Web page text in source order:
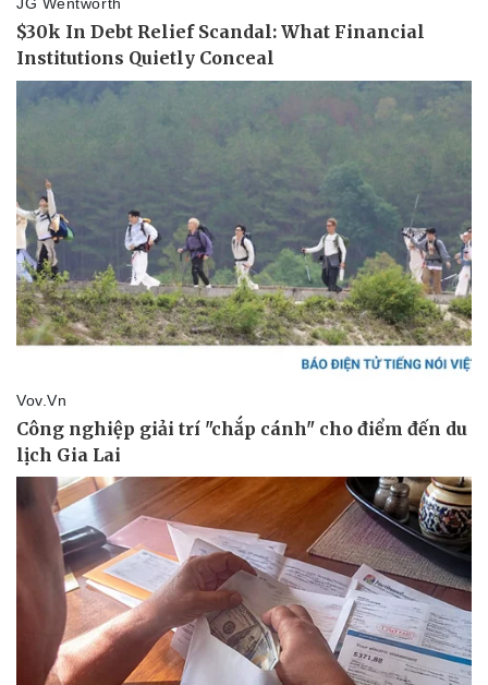
Thể thao
Bóng đá
Lịch thi đấu bóng đá
Thế giới thể thao
Ô tô - Xe máy
Ô tô
Xe máy
Tư vấn